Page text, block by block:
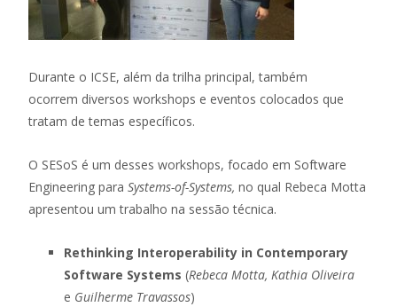
Durante o ICSE, além da trilha principal, também
ocorrem diversos workshops e eventos colocados que
tratam de temas específicos.
O SESoS é um desses workshops, focado em Software
Engineering para Systems-of-Systems, no qual Rebeca Motta
apresentou um trabalho na sessão técnica.
Rethinking Interoperability in Contemporary
Software Systems (Rebeca Motta, Kathia Oliveira
e Guilherme Travassos)